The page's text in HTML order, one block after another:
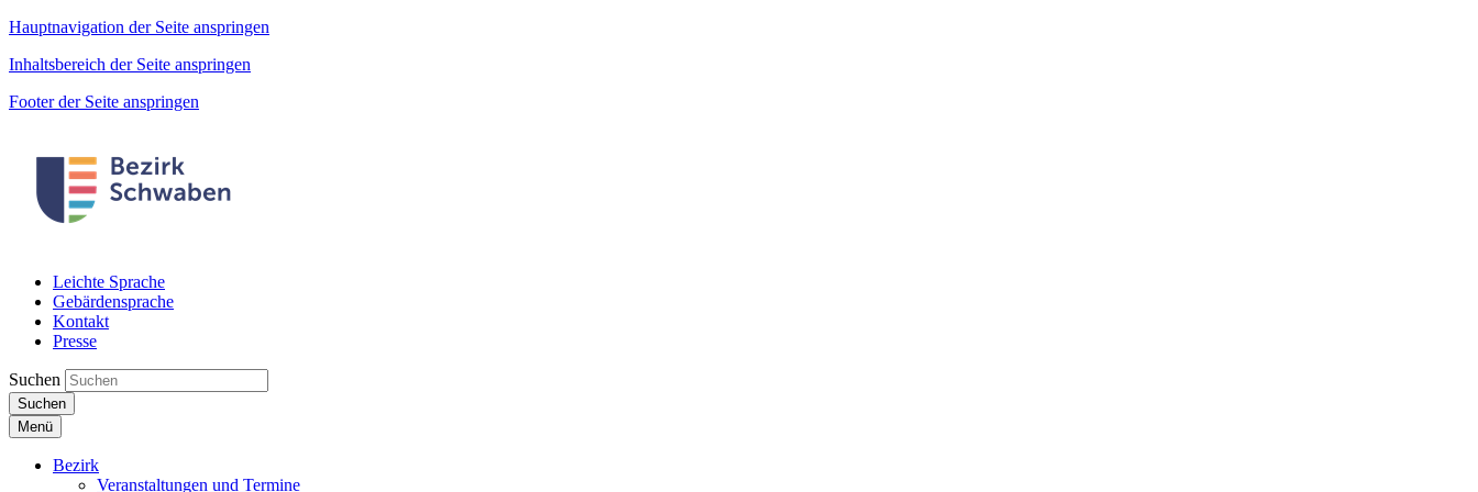
Hauptnavigation der Seite anspringen
Inhaltsbereich der Seite anspringen
Footer der Seite anspringen
Leichte Sprache
Gebärdensprache
Kontakt
Presse
Suchen
Suchen
Menü
Bezirk
Veranstaltungen und Termine